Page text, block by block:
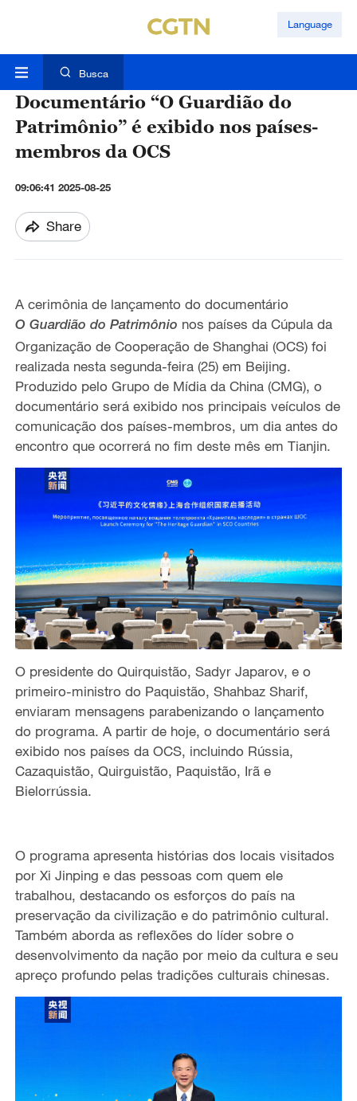
Language
Busca
Documentário “O Guardião do
Patrimônio” é exibido nos países-
membros da OCS
09:06:41 2025-08-25
Share
A cerimônia de lançamento do documentário
O Guardião do Patrimônio nos países da Cúpula da
Organização de Cooperação de Shanghai (OCS) foi
realizada nesta segunda-feira (25) em Beijing.
Produzido pelo Grupo de Mídia da China (CMG), o
documentário será exibido nos principais veículos de
comunicação dos países-membros, um dia antes do
encontro que ocorrerá no fim deste mês em Tianjin.
O presidente do Quirquistão, Sadyr Japarov, e o
primeiro-ministro do Paquistão, Shahbaz Sharif,
enviaram mensagens parabenizando o lançamento
do programa. A partir de hoje, o documentário será
exibido nos países da OCS, incluindo Rússia,
Cazaquistão, Quirguistão, Paquistão, Irã e
Bielorrússia.
O programa apresenta histórias dos locais visitados
por Xi Jinping e das pessoas com quem ele
trabalhou, destacando os esforços do país na
preservação da civilização e do patrimônio cultural.
Também aborda as reflexões do líder sobre o
desenvolvimento da nação por meio da cultura e seu
apreço profundo pelas tradições culturais chinesas.